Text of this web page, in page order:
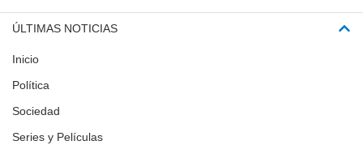
ÚLTIMAS NOTICIAS
Inicio
Política
Sociedad
Series y Películas